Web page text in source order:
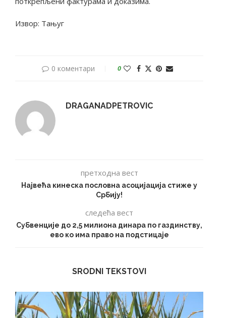
Извор: Тањуг
0 коментари 0
DRAGANADPETROVIC
претходна вест
Највећа кинеска пословна асоцијација стиже у
Србију!
следећа вест
Субвенције до 2,5 милиона динара по газдинству,
ево ко има право на подстицаје
SRODNI TEKSTOVI